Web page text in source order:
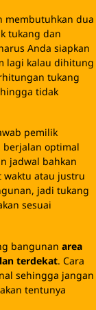
membutuhkan dua
tukang dan
Anda siapkan
lagi kalau dihitung
tukang
tidak
pemilik
berjalan optimal
jadwal bahkan
waktu atau justru
jadi tukang
sesuai
bangunan area
terdekat. Cara
sehingga jangan
tentunya